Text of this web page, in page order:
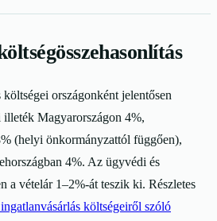
országonként jelentősen
Magyarországon 4%,
(helyi önkormányzattól függően),
4%. Az ügyvédi és
a vételár 1–2%-át teszik ki. Részletes
költségeiről szóló